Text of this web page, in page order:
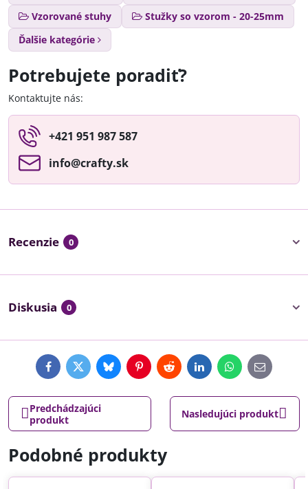
Vzorované stuhy
Stužky so vzorom - 20-25mm
Ďalšie kategórie
Potrebujete poradiť?
Kontaktujte nás:
+421 951 987 587
info​@crafty​.sk
Recenzie 0
Diskusia 0
FacebookTwitterBlueskyPinterestRedditLinkedInWhatsApp
E-
mail
Predchádzajúci
produkt
Nasledujúci produkt
Podobné produkty